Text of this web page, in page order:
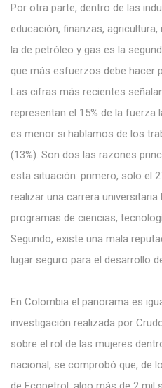
Por otra parte, dentro de las
educación, finanzas,
la de petróleo y gas es la
que más esfuerzos debe hacer
Las cifras más recientes
representan el 15% de la fuerza
es menor si hablamos de los
(13%). Son dos las razones
esta situación: primero, solo el
realizar una carrera
programas de ciencias,
Segundo, existe una mala
lugar seguro para el desarrollo
En Colombia el panorama es
investigación realizada por
sobre el rol de las mujeres
nacional, se comprobó que, de